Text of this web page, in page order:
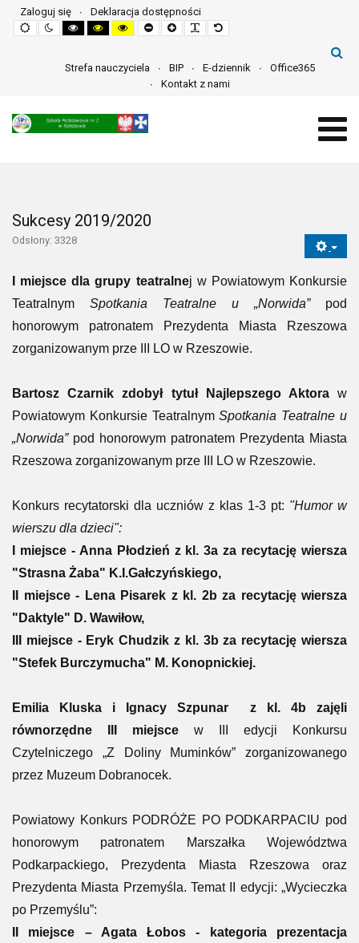
Zaloguj się
Deklaracja dostępności
Default
mode
Night
mode
High
contrast
mode
High
contrast
mode
High
contrast
mode
Set
smaller
Set
larger
Make
font
Set
default
Strefa nauczyciela
BIP E-dziennik
Office365
Kontakt z nami
Sukcesy 2019/2020
Odsłony: 3328
I miejsce dla grupy teatralnej w Powiatowym Konkursie
Teatralnym Spotkania Teatralne u „Norwida”pod
honorowym patronatem Prezydenta Miasta Rzeszowa
zorganizowanym prze III LO w Rzeszowie.
Bartosz Czarnik zdobył tytuł Najlepszego Aktoraw
Powiatowym Konkursie TeatralnymSpotkania Teatralne u
„Norwida”pod honorowym patronatem Prezydenta Miasta
Rzeszowa zorganizowanym prze III LO w Rzeszowie.
Konkurs recytatorski dla uczniów z klas 1-3 pt: "Humor w
wierszu dla dzieci":
I miejsce - Anna Płodzień z kl. 3a za recytację wiersza
"Strasna Żaba" K.I.Gałczyńskiego,
II miejsce - Lena Pisarek z kl. 2b za recytację wiersza
"Daktyle" D. Wawiłow,
III miejsce - Eryk Chudzik z kl. 3b za recytację wiersza
"Stefek Burczymucha" M. Konopnickiej.
Emilia Kluska i Ignacy Szpunar z kl. 4b zajęli
równorzędne III miejsce w III edycji Konkursu
Czytelniczego „Z Doliny Muminków” zorganizowanego
przez Muzeum Dobranocek.
Powiatowy Konkurs PODRÓŻE PO PODKARPACIU pod
honorowym patronatem Marszałka Województwa
Podkarpackiego, Prezydenta Miasta Rzeszowa oraz
Prezydenta Miasta Przemyśla. Temat II edycji: „Wycieczka
po Przemyślu”:
II miejsce – Agata Łobos - kategoria prezentacja